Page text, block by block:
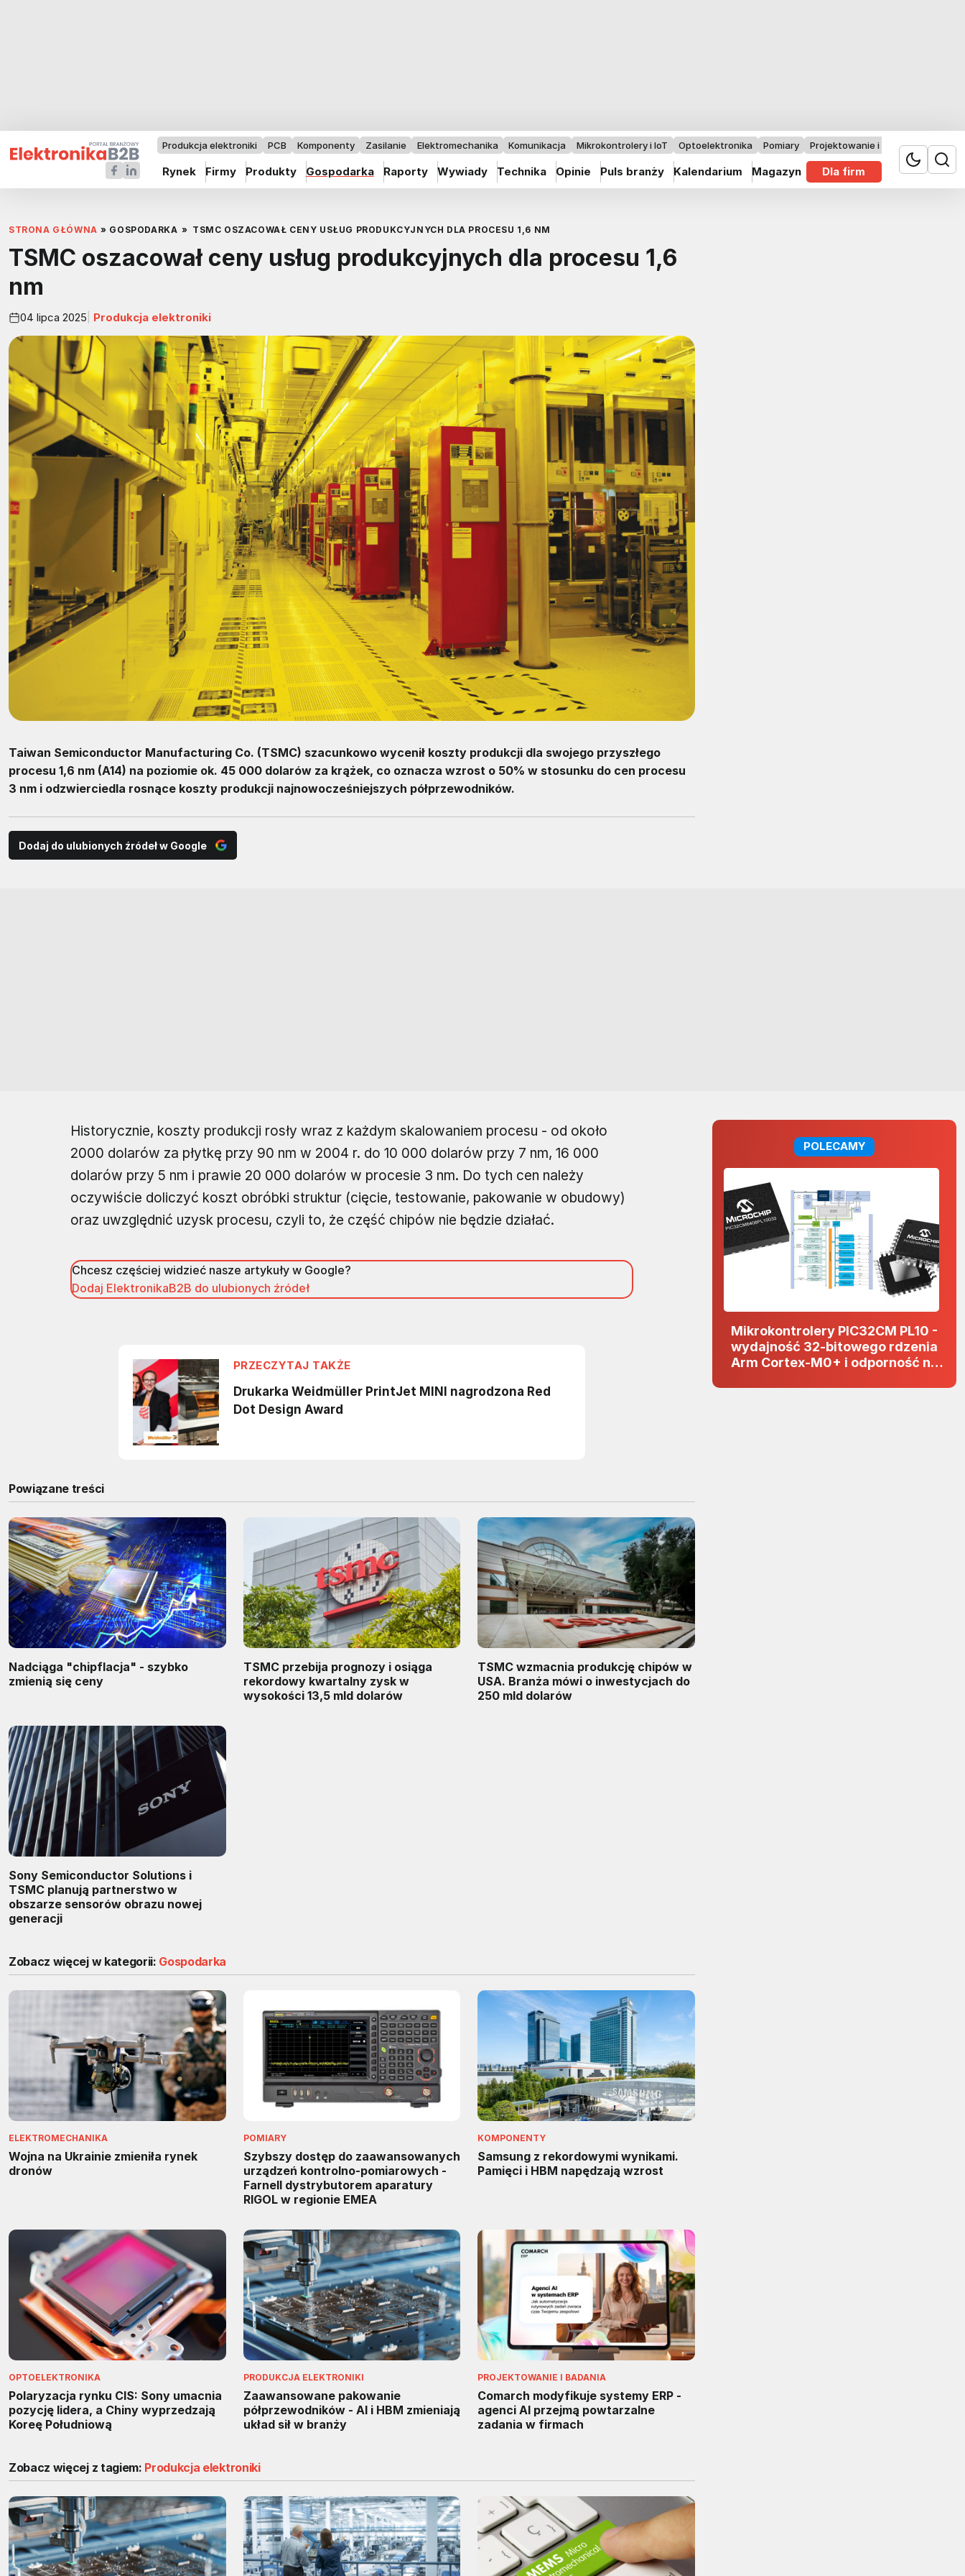
Produkcja elektroniki PCB Komponenty Zasilanie Elektromechanika Komunikacja Mikrokontrolery i IoT Optoelektronika Pomiary Projektowanie i badania
Rynek Firmy Produkty Gospodarka Raporty Wywiady Technika Opinie Puls branży Kalendarium Magazyn Dla firm
STRONA GŁÓWNA » GOSPODARKA » TSMC OSZACOWAŁ CENY USŁUG PRODUKCYJNYCH DLA PROCESU 1,6 NM
TSMC oszacował ceny usług produkcyjnych dla procesu 1,6
nm
04 lipca 2025 Produkcja elektroniki
Taiwan Semiconductor Manufacturing Co. (TSMC) szacunkowo wycenił koszty produkcji dla swojego przyszłego
procesu 1,6 nm (A14) na poziomie ok. 45 000 dolarów za krążek, co oznacza wzrost o 50% w stosunku do cen procesu
3 nm i odzwierciedla rosnące koszty produkcji najnowocześniejszych półprzewodników.
Dodaj do ulubionych źródeł w Google
Historycznie, koszty produkcji rosły wraz z każdym skalowaniem procesu - od około
2000 dolarów za płytkę przy 90 nm w 2004 r. do 10 000 dolarów przy 7 nm, 16 000
dolarów przy 5 nm i prawie 20 000 dolarów w procesie 3 nm. Do tych cen należy
oczywiście doliczyć koszt obróbki struktur (cięcie, testowanie, pakowanie w obudowy)
oraz uwzględnić uzysk procesu, czyli to, że część chipów nie będzie działać.
Chcesz częściej widzieć nasze artykuły w Google?
Dodaj ElektronikaB2B do ulubionych źródeł
Powiązane treści
Nadciąga "chipflacja" - szybko
zmienią się ceny
TSMC przebija prognozy i osiąga
rekordowy kwartalny zysk w
wysokości 13,5 mld dolarów
TSMC wzmacnia produkcję chipów w
USA. Branża mówi o inwestycjach do
250 mld dolarów
Sony Semiconductor Solutions i
TSMC planują partnerstwo w
obszarze sensorów obrazu nowej
generacji
Zobacz więcej w kategorii: Gospodarka
ELEKTROMECHANIKA
Wojna na Ukrainie zmieniła rynek
dronów
POMIARY
Szybszy dostęp do zaawansowanych
urządzeń kontrolno-pomiarowych -
Farnell dystrybutorem aparatury
RIGOL w regionie EMEA
KOMPONENTY
Samsung z rekordowymi wynikami.
Pamięci i HBM napędzają wzrost
OPTOELEKTRONIKA
Polaryzacja rynku CIS: Sony umacnia
pozycję lidera, a Chiny wyprzedzają
Koreę Południową
PRODUKCJA ELEKTRONIKI
Zaawansowane pakowanie
półprzewodników - AI i HBM zmieniają
układ sił w branży
PROJEKTOWANIE I BADANIA
Comarch modyfikuje systemy ERP -
agenci AI przejmą powtarzalne
zadania w firmach
Zobacz więcej z tagiem: Produkcja elektroniki
POLECAMY
Mikrokontrolery PIC32CM PL10 -
wydajność 32-bitowego rdzenia
Arm Cortex-M0+ i odporność na